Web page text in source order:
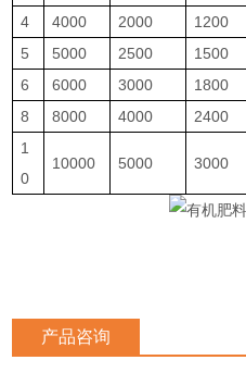
4
4000 2000 1200
5
5000 2500 1500
6
6000 3000 1800
8
8000 4000 2400
1
0
10000 5000 3000
产品咨询